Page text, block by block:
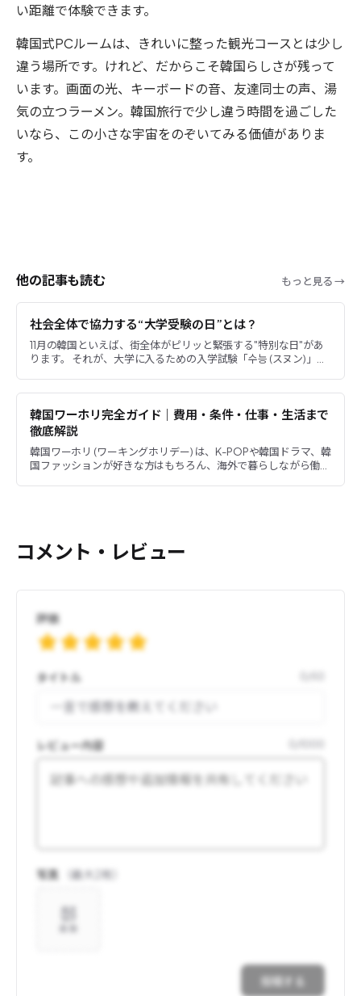
い距離で体験できます。
韓国式PCルームは、きれいに整った観光コースとは少し
違う場所です。けれど、だからこそ韓国らしさが残って
います。画面の光、キーボードの音、友達同士の声、湯
気の立つラーメン。韓国旅行で少し違う時間を過ごした
いなら、この小さな宇宙をのぞいてみる価値がありま
す。
他の記事も読む もっと見る →
社会全体で協力する“大学受験の日”とは ?
11月の韓国といえば、街全体がピリッと緊張する"特別な日"があ
ります。 それが、大学に入るための入学試験「수능 (スヌン)」。
韓国ワーホリ完全ガイド｜費用・条件・仕事・生活まで
徹底解説
韓国ワーホリ (ワーキングホリデー) は、K-POPや韓国ドラマ、韓
国ファッションが好きな方はもちろん、海外で暮らしながら働き
コメント・レビュー
評価
タイトル
レビュー内容
写真 （最大 枚）
投稿する